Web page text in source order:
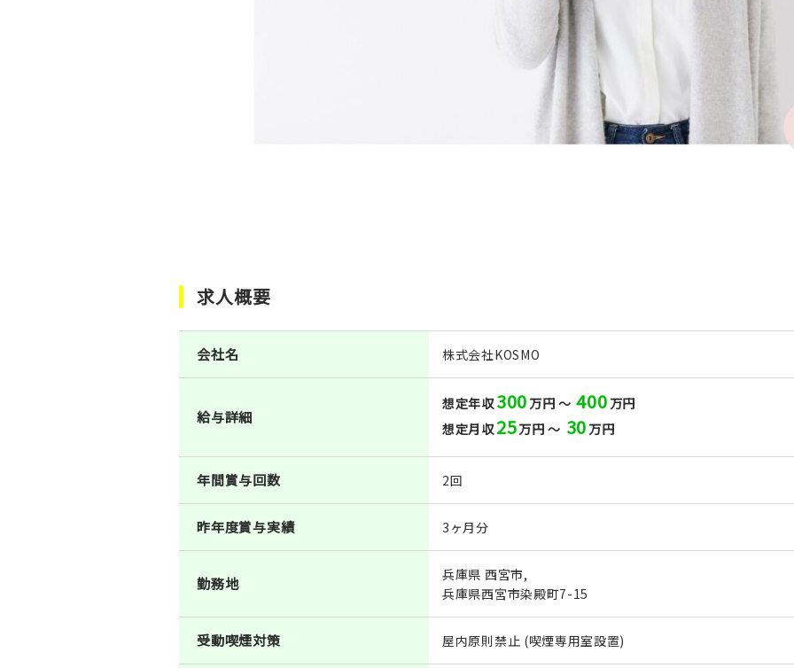
求人概要
会社名 株式会社KOSMO
給与詳細
想定年収300 万円 ～ 400 万円
想定月収25万円 ～ 30 万円
年間賞与回数 2回
昨年度賞与実績 3ヶ月分
勤務地
兵庫県 西宮市,
兵庫県西宮市染殿町7-15
受動喫煙対策 屋内原則禁止 (喫煙専用室設置)